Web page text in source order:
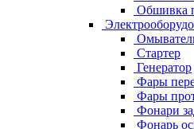
Обшивка
Стартер
Генератор
Фары
Фары
Фонари
Фонарь